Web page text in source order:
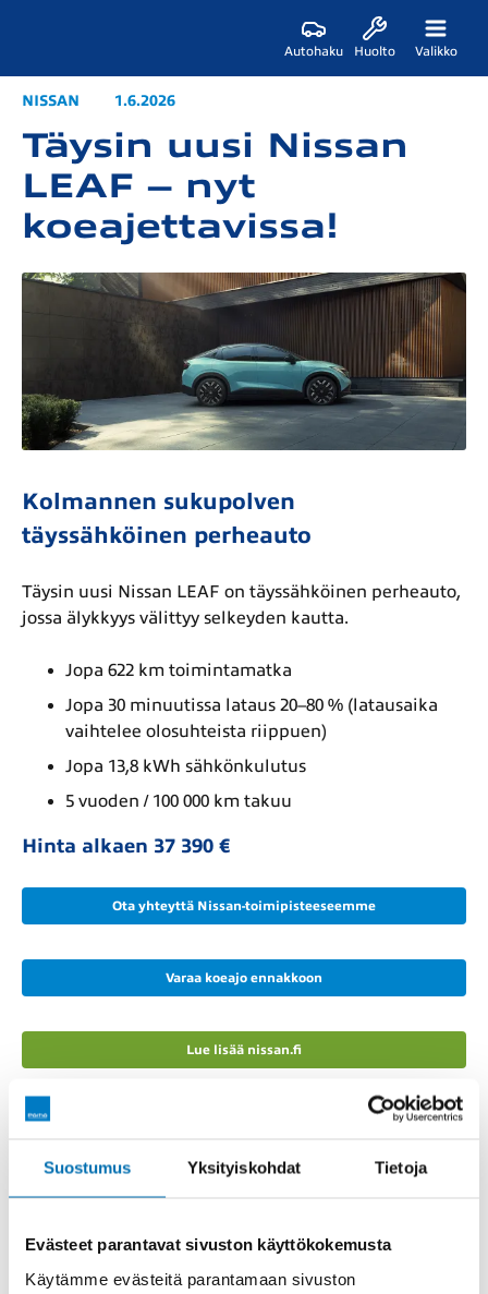
Suostumus Yksityiskohdat Tietoja
Evästeet parantavat sivuston käyttökokemusta
Käytämme evästeitä parantamaan sivuston
Autohaku Huolto Valikko
NISSAN 1.6.2026
Täysin uusi Nissan
LEAF – nyt
koeajettavissa!
Kolmannen sukupolven
täyssähköinen perheauto
Täysin uusi Nissan LEAF on täyssähköinen perheauto,
jossa älykkyys välittyy selkeyden kautta.
Jopa 622 km toimintamatka
Jopa 30 minuutissa lataus 20–80 % (latausaika
vaihtelee olosuhteista riippuen)
Jopa 13,8 kWh sähkönkulutus
5 vuoden / 100 000 km takuu
Hinta alkaen 37 390 €
Ota yhteyttä Nissan-toimipisteeseemme
Varaa koeajo ennakkoon
Lue lisää nissan.fi